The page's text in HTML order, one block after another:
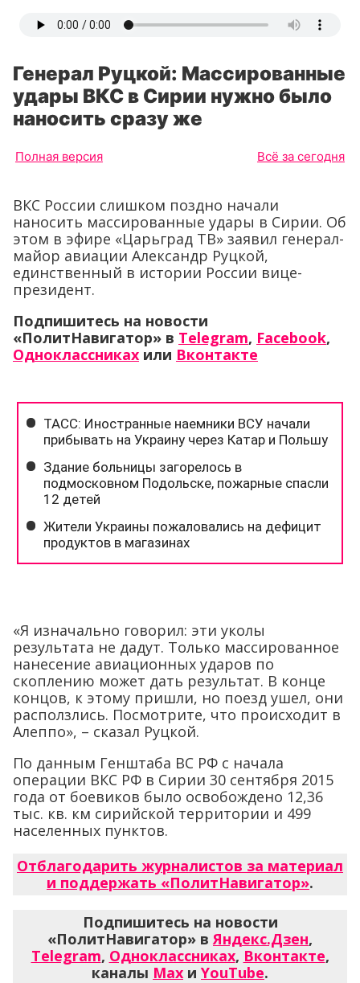
Генерал Руцкой: Массированные
удары ВКС в Сирии нужно было
наносить сразу же
Полная версия Всё за сегодня
ВКС России слишком поздно начали
наносить массированные удары в Сирии. Об
этом в эфире «Царьград ТВ» заявил генерал-
майор авиации Александр Руцкой,
единственный в истории России вице-
президент.
Подпишитесь на новости
«ПолитНавигатор» в Telegram, Facebook,
Одноклассниках или Вконтакте
«Я изначально говорил: эти уколы
результата не дадут. Только массированное
нанесение авиационных ударов по
скоплению может дать результат. В конце
концов, к этому пришли, но поезд ушел, они
расползлись. Посмотрите, что происходит в
Алеппо», – сказал Руцкой.
По данным Генштаба ВС РФ с начала
операции ВКС РФ в Сирии 30 сентября 2015
года от боевиков было освобождено 12,36
тыс. кв. км сирийской территории и 499
населенных пунктов.
Отблагодарить журналистов за материал
и поддержать «ПолитНавигатор».
Подпишитесь на новости
«ПолитНавигатор» вЯндекс.Дзен,
Telegram, Одноклассниках, Вконтакте,
каналы Max и YouTube.